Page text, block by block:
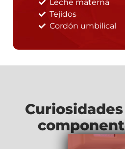
Leche materna
Tejidos
Cordón umbilical